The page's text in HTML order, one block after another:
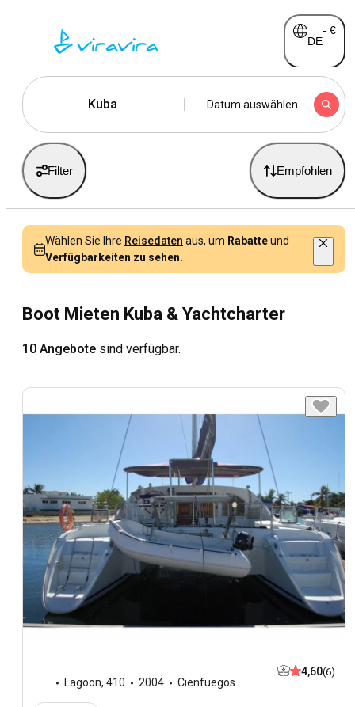
DE
- €
Kuba Datum auswählen
Filter Empfohlen
Wählen Sie Ihre Reisedaten aus, um Rabatteund
Verfügbarkeiten zu sehen.
Boot Mieten Kuba & Yachtcharter
10 Angebote sind verfügbar.
Lagoon, 410 2004 Cienfuegos
4,60(6)